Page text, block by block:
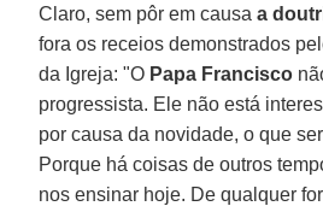
Claro, sem pôr em causaa
fora os receios demonstrados
da Igreja: "O Papa Francisco
progressista. Ele não está
por causa da novidade, o que
Porque há coisas de outros
nos ensinar hoje. De qualquer